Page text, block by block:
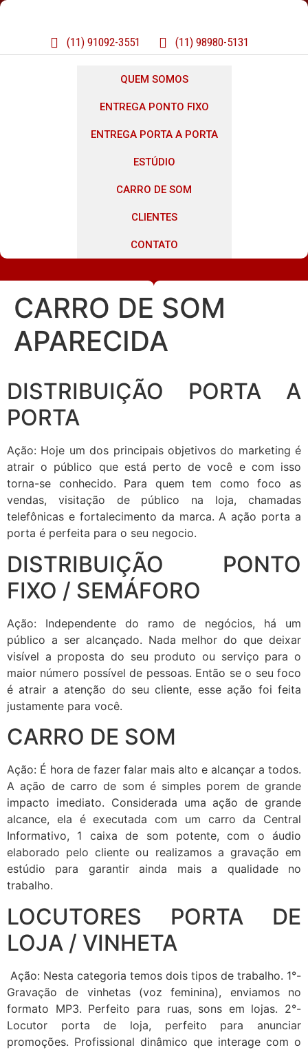
(11) 91092-3551 (11) 98980-5131
QUEM SOMOS
ENTREGA PONTO FIXO
ENTREGA PORTA A PORTA
ESTÚDIO
CARRO DE SOM
CLIENTES
CONTATO
CARRO DE SOM
APARECIDA
DISTRIBUIÇÃO PORTA A
PORTA
Ação: Hoje um dos principais objetivos do marketing é
atrair o público que está perto de você e com isso
torna-se conhecido. Para quem tem como foco as
vendas, visitação de público na loja, chamadas
telefônicas e fortalecimento da marca. A ação porta a
porta é perfeita para o seu negocio.
DISTRIBUIÇÃO PONTO
FIXO / SEMÁFORO
Ação: Independente do ramo de negócios, há um
público a ser alcançado. Nada melhor do que deixar
visível a proposta do seu produto ou serviço para o
maior número possível de pessoas. Então se o seu foco
é atrair a atenção do seu cliente, esse ação foi feita
justamente para você.
CARRO DE SOM
Ação: É hora de fazer falar mais alto e alcançar a todos.
A ação de carro de som é simples porem de grande
impacto imediato. Considerada uma ação de grande
alcance, ela é executada com um carro da Central
Informativo, 1 caixa de som potente, com o áudio
elaborado pelo cliente ou realizamos a gravação em
estúdio para garantir ainda mais a qualidade no
trabalho.
LOCUTORES PORTA DE
LOJA / VINHETA
Ação: Nesta categoria temos dois tipos de trabalho. 1°-
Gravação de vinhetas (voz feminina), enviamos no
formato MP3. Perfeito para ruas, sons em lojas. 2°-
Locutor porta de loja, perfeito para anunciar
promoções. Profissional dinâmico que interage com o